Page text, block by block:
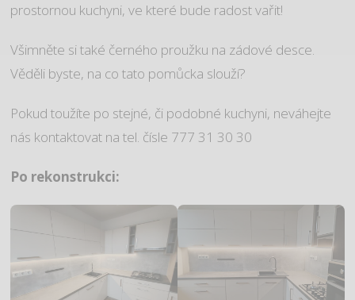
prostornou kuchyni, ve které bude radost vařit!
Všimněte si také černého proužku na zádové desce.
Věděli byste, na co tato pomůcka slouží?
Pokud toužíte po stejné, či podobné kuchyni, neváhejte
nás kontaktovat na tel. čísle 777 31 30 30
Po rekonstrukci: